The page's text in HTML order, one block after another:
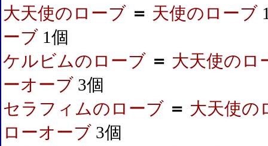
大天使のローブ ＝ 天使のローブ
ーブ 1個
ケルビムのローブ ＝ 大天使のロ
ーオーブ 3個
セラフィムのローブ ＝ 大天使の
ローオーブ 3個